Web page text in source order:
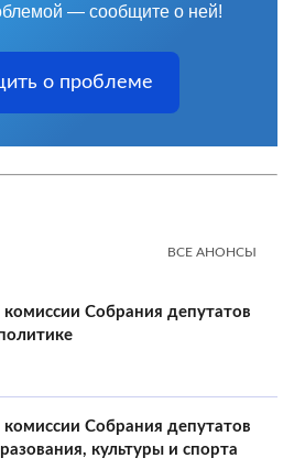
— сообщите о ней!
о проблеме
ВСЕ АНОНСЫ
Собрания депутатов
Собрания депутатов
культуры и спорта